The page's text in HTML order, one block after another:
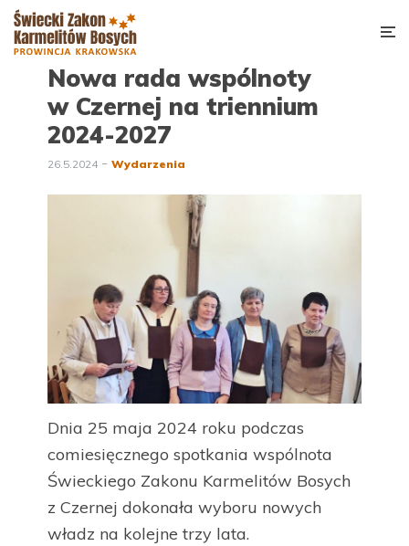
Nowa rada wspólnoty
w Czernej na triennium
2024-2027
26.5.2024 Wydarzenia
Dnia 25 maja 2024 roku podczas
comiesięcznego spotkania wspólnota
Świeckiego Zakonu Karmelitów Bosych
z Czernej dokonała wyboru nowych
władz na kolejne trzy lata.